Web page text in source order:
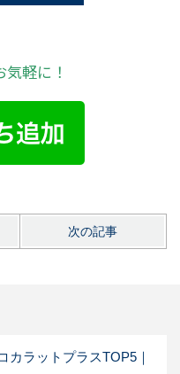
軽に！
次の記事
カラットプラスTOP5｜